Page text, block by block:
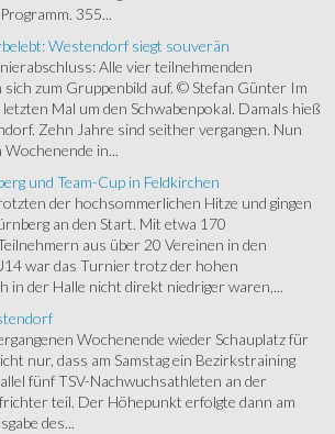
355...
Westendorf siegt souverän
Alle vier teilnehmenden
zum Gruppenbild auf. © Stefan Günter Im
Mal um den Schwabenpokal. Damals hieß
Zehn Jahre sind seither vergangen. Nun
Wochenende in...
und Team-Cup in Feldkirchen
der hochsommerlichen Hitze und gingen
an den Start. Mit etwa 170
aus über 20 Vereinen in den
war das Turnier trotz der hohen
in der Halle nicht direkt niedriger waren,...
Wochenende wieder Schauplatz für
nur, dass am Samstag ein Bezirkstraining
fünf TSV-Nachwuchsathleten an der
teil. Der Höhepunkt erfolgte dann am
des...